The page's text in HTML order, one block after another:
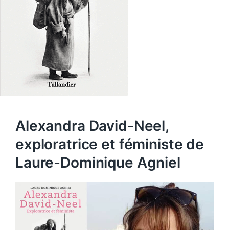
Alexandra David-Neel,
exploratrice et féministe de
Laure-Dominique Agniel